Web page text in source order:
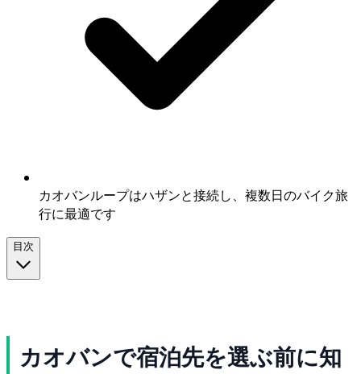
カオバンループはハザンと接続し、複数日のバイク旅
行に最適です
目次
カオバンで宿泊先を選ぶ前に知